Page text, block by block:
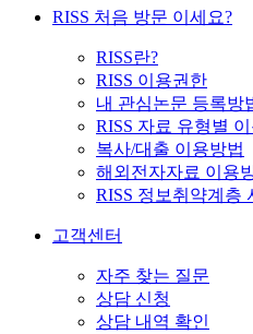
RISS 처음 방문 이세요?
RISS란?
RISS 이용권한
내 관심논문 등록방
RISS 자료 유형별
복사/대출 이용방법
해외전자자료 이용
RISS 정보취약계층
고객센터
자주 찾는 질문
상담 신청
상담 내역 확인